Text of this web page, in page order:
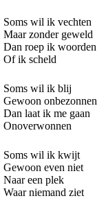
Soms wil ik vechten
Maar zonder geweld
Dan roep ik woorden
Of ik scheld
Soms wil ik blij
Gewoon onbezonnen
Dan laat ik me gaan
Onoverwonnen
Soms wil ik kwijt
Gewoon even niet
Naar een plek
Waar niemand ziet